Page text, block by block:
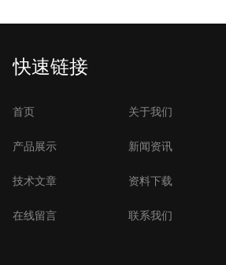
快速链接
首页 关于我们
产品展示 新闻资讯
技术文章 资料下载
在线留言 联系我们